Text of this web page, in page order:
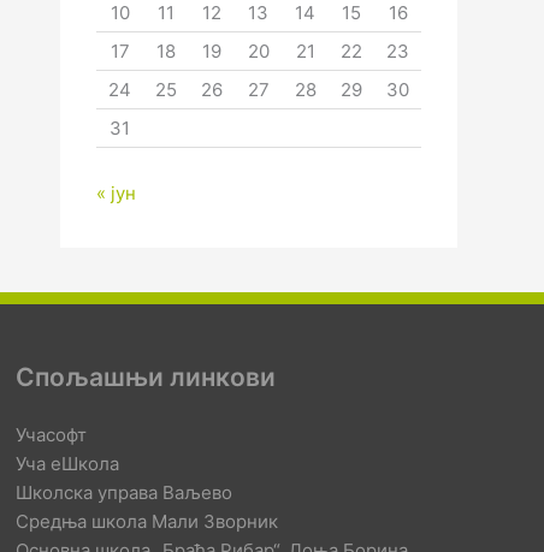
10
11 12 13 14 15
16
17
18 19 20 21 22
23
24
25 26 27 28 29
30
31
« јун
Спољашњи линкови
Учасофт
Уча еШкола
Школска управа Ваљево
Средња школа Мали Зворник